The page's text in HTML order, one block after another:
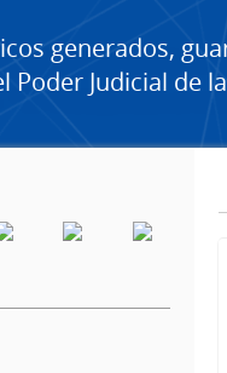
generados,
Poder Judicial de